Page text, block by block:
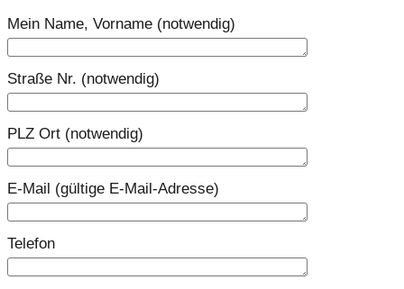
Mein Name, Vorname (notwendig)
Straße Nr. (notwendig)
PLZ Ort (notwendig)
E-Mail (gültige E-Mail-Adresse)
Telefon